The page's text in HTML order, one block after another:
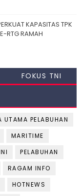
KAPASITAS TPK
RTG RAMAH
FOKUS TNI
UTAMA PELABUHAN
MARITIME
PELABUHAN
RAGAM INFO
HOTNEWS